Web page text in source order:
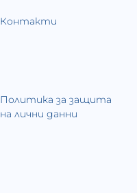
Контакти
Политика за защита
на лични данни